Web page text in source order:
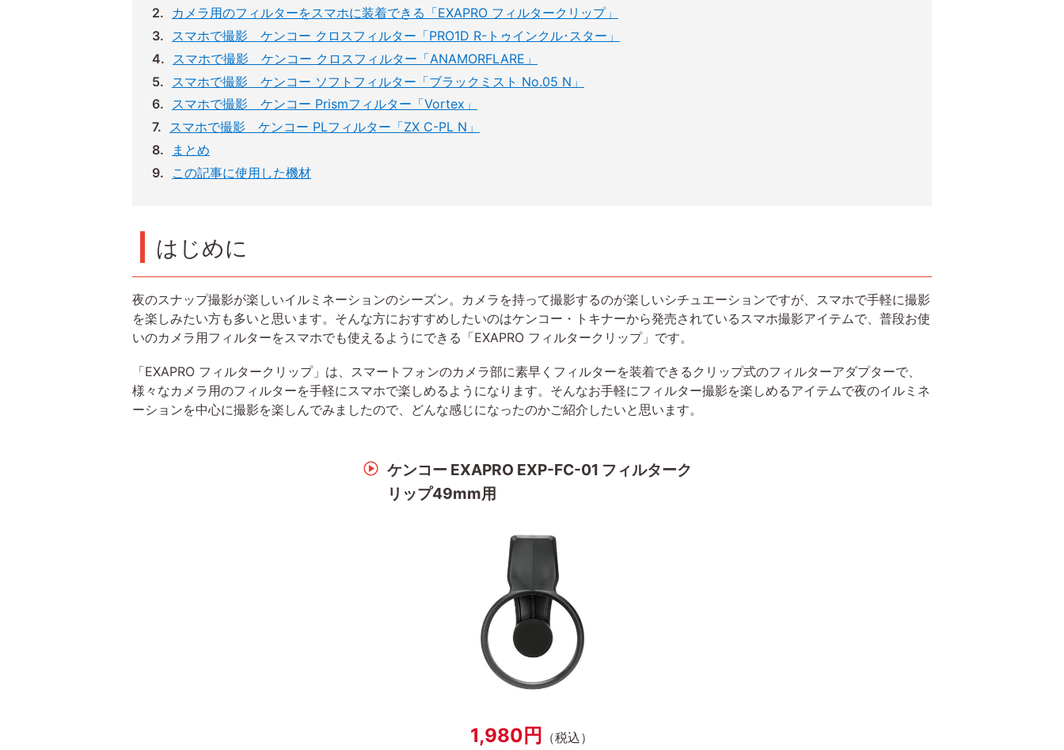
カメラ用のフィルターをスマホに装着できる「EXAPRO フィルタークリップ」
スマホで撮影 ケンコー クロスフィルター「PRO1D R-トゥインクル･スター」
スマホで撮影 ケンコー クロスフィルター「ANAMORFLARE」
スマホで撮影 ケンコー ソフトフィルター「ブラックミスト No.05 N」
スマホで撮影 ケンコー Prismフィルター「Vortex」
スマホで撮影 ケンコー PLフィルター「ZX C-PL N」
まとめ
この記事に使用した機材
はじめに
夜のスナップ撮影が楽しいイルミネーションのシーズン。カメラを持って撮影するのが楽しいシチュエーションですが、スマホで手軽に撮影
を楽しみたい方も多いと思います。そんな方におすすめしたいのはケンコー・トキナーから発売されているスマホ撮影アイテムで、普段お使
いのカメラ用フィルターをスマホでも使えるようにできる「EXAPRO フィルタークリップ」です。
「EXAPRO フィルタークリップ」は、スマートフォンのカメラ部に素早くフィルターを装着できるクリップ式のフィルターアダプターで、
様々なカメラ用のフィルターを手軽にスマホで楽しめるようになります。そんなお手軽にフィルター撮影を楽しめるアイテムで夜のイルミネ
ーションを中心に撮影を楽しんでみましたので、どんな感じになったのかご紹介したいと思います。
ケンコー EXAPRO EXP-FC-01 フィルターク
リップ49mm用
1,980円 （税込）